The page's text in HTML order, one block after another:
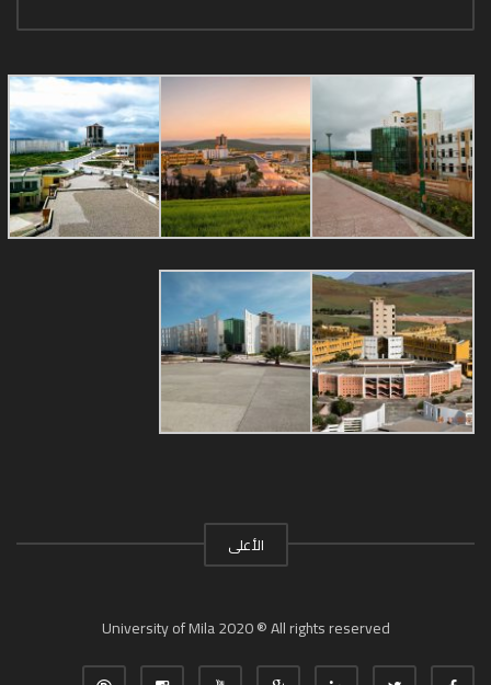
الأعلى
University of Mila 2020 ® All rights reserved